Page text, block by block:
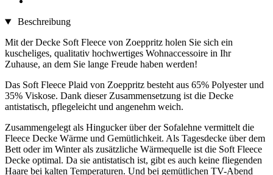
Beschreibung
Mit der Decke Soft Fleece von Zoeppritz holen Sie sich ein
kuscheliges, qualitativ hochwertiges Wohnaccessoire in Ihr
Zuhause, an dem Sie lange Freude haben werden!
Das Soft Fleece Plaid von Zoeppritz besteht aus 65% Polyester und
35% Viskose. Dank dieser Zusammensetzung ist die Decke
antistatisch, pflegeleicht und angenehm weich.
Zusammengelegt als Hingucker über der Sofalehne vermittelt die
Fleece Decke Wärme und Gemütlichkeit. Als Tagesdecke über dem
Bett oder im Winter als zusätzliche Wärmequelle ist die Soft Fleece
Decke optimal. Da sie antistatisch ist, gibt es auch keine fliegenden
Haare bei kalten Temperaturen. Und bei gemütlichen TV-Abend